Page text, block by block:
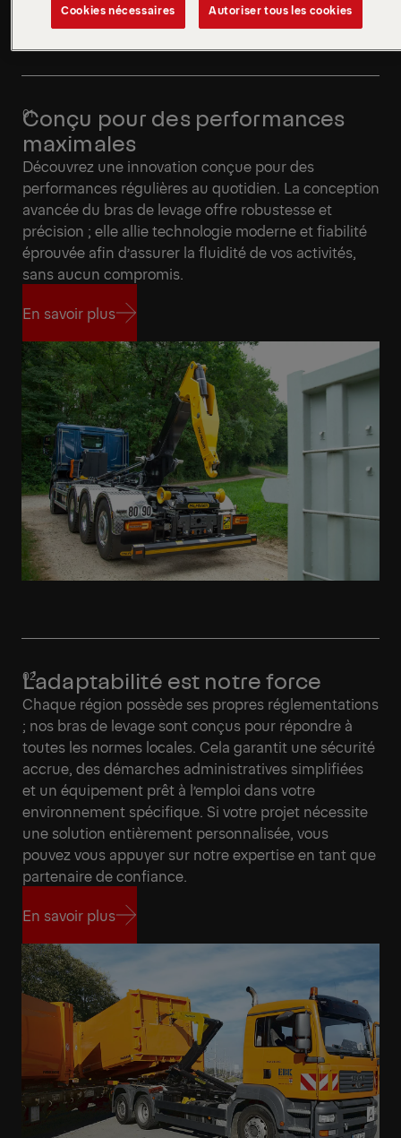
Conçu pour des performances
maximales
Découvrez une innovation conçue pour des
performances régulières au quotidien. La conception
avancée du bras de levage offre robustesse et
précision ; elle allie technologie moderne et fiabilité
éprouvée afin d’assurer la fluidité de vos activités,
sans aucun compromis.
En savoir plus
En savoir plus
L’adaptabilité est notre force
Chaque région possède ses propres réglementations
; nos bras de levage sont conçus pour répondre à
toutes les normes locales. Cela garantit une sécurité
accrue, des démarches administratives simplifiées
et un équipement prêt à l’emploi dans votre
environnement spécifique. Si votre projet nécessite
une solution entièrement personnalisée, vous
pouvez vous appuyer sur notre expertise en tant que
partenaire de confiance.
En savoir plus
En savoir plus
Cookies nécessaires Autoriser tous les cookies